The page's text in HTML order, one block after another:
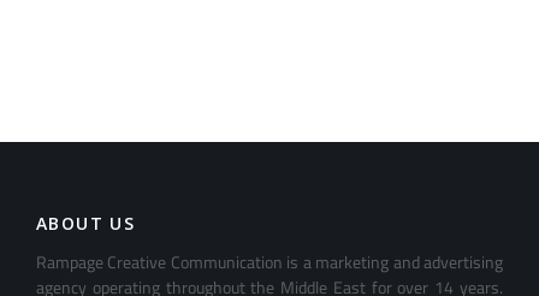
ABOUT US
Rampage Creative Communication is a marketing and advertising
agency operating throughout the Middle East for over 14 years.